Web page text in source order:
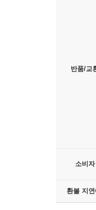
반품/교
소비
환불 지